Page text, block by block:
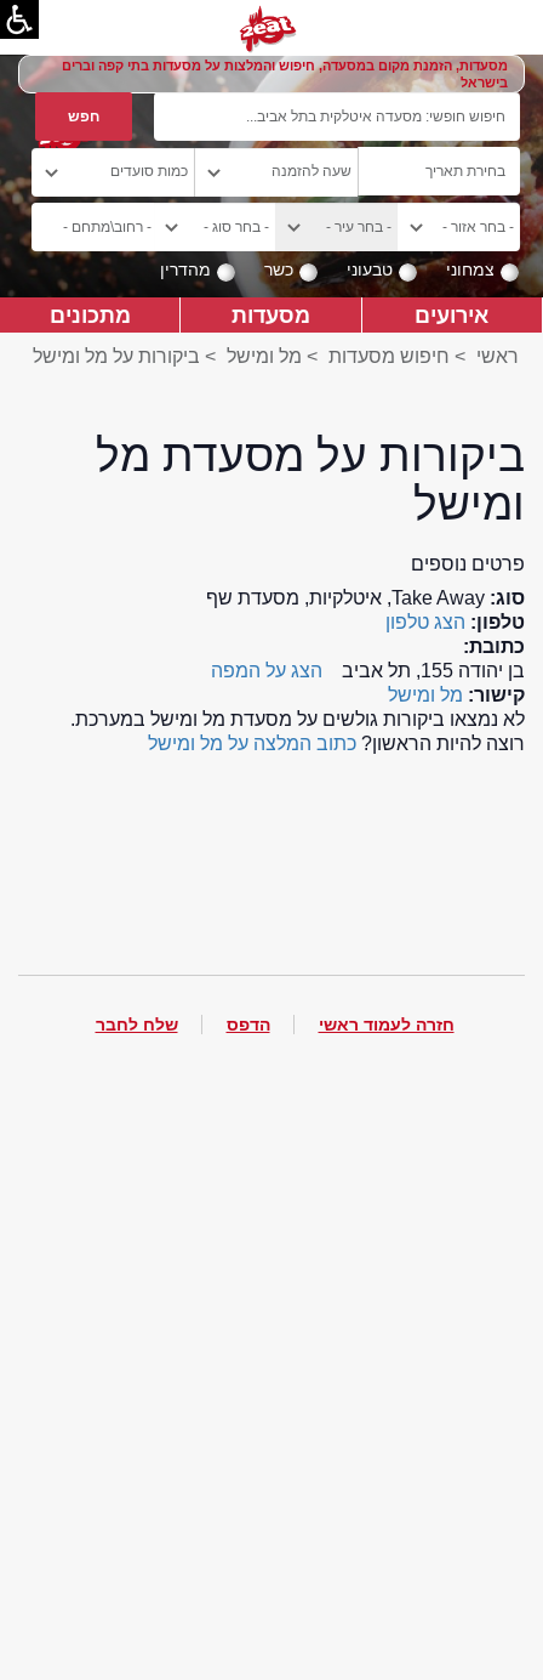
מסעדות, הזמנת מקום במסעדה, חיפוש והמלצות על מסעדות בתי קפה וברים
בישראל
צמחוני טבעוני כשר מהדרין
אירועים מסעדות מתכונים
ראשי > חיפוש מסעדות > מל ומישל > ביקורות על מל ומישל
ביקורות על מסעדת מל
ומישל
פרטים נוספים
סוג: Take Away, איטלקיות, מסעדת שף
טלפון: הצג טלפון
כתובת:
בן יהודה 155, תל אביב
הצג על המפה
קישור: מל ומישל
לא נמצאו ביקורות גולשים על מסעדת מל ומישל במערכת.
רוצה להיות הראשון? כתוב המלצה על מל ומישל
חזרה לעמוד ראשי הדפס שלח לחבר